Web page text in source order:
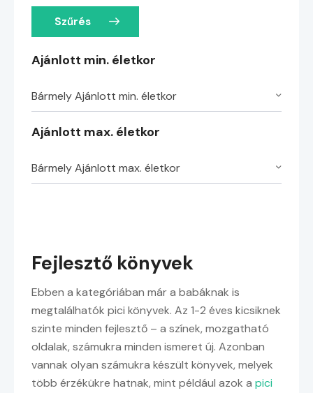
Szűrés
Ajánlott min. életkor
Bármely Ajánlott min. életkor
Ajánlott max. életkor
Bármely Ajánlott max. életkor
Fejlesztő könyvek
Ebben a kategóriában már a babáknak is
megtalálhatók pici könyvek. Az 1-2 éves kicsiknek
szinte minden fejlesztő – a színek, mozgatható
oldalak, számukra minden ismeret új. Azonban
vannak olyan számukra készült könyvek, melyek
több érzékükre hatnak, mint például azok a pici